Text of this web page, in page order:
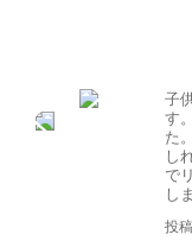
子
す
た
し
で
し
投